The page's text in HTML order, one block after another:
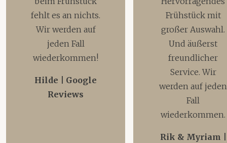
fehlt es an nichts.
Wir werden auf
jeden Fall
wiederkommen!
Hilde | Google
Reviews
Frühstück mit
großer Auswahl.
Und äußerst
freundlicher
Service. Wir
werden auf jeden
Fall
wiederkommen.
Rik & Myriam |